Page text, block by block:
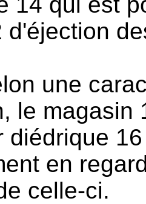
d'éjection
une
le magasin
diédrique
en
celle-ci.